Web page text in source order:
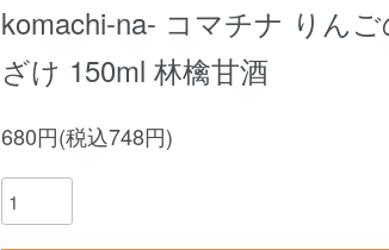
komachi-na- コマチナ りんご
ざけ 150ml 林檎甘酒
680円(税込748円)